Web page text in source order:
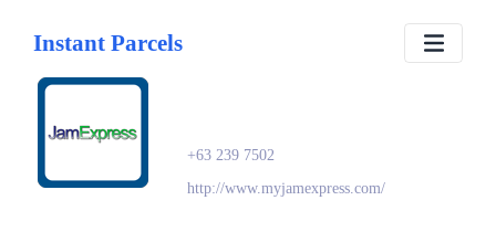
Instant Parcels
+63 239 7502
http://www.myjamexpress.com/